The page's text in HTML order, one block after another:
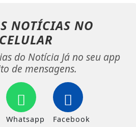
NOTÍCIAS NO
CELULAR
do Notícia Já no seu app
de mensagens.
Whatsapp Facebook